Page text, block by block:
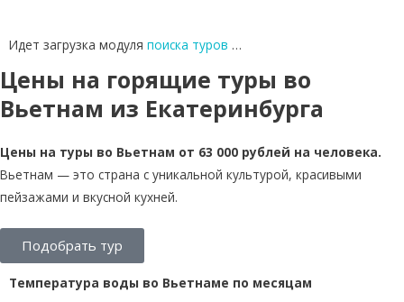
Идет загрузка модуля поиска туров …
Цены на горящие туры во
Вьетнам из Екатеринбурга
Цены на туры во Вьетнам от 63 000 рублей на человека.
Вьетнам — это страна с уникальной культурой, красивыми
пейзажами и вкусной кухней.
Подобрать тур
Температура воды во Вьетнаме по месяцам